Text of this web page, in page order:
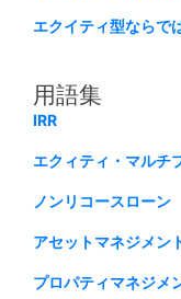
エクイティ型ならで
用語集
IRR
エクィティ・マルチ
ノンリコースローン
アセットマネジメン
プロパティマネジメ